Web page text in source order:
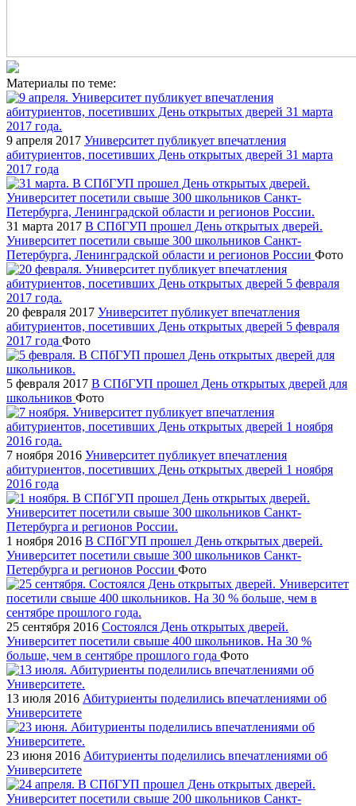
Материалы по теме:
9 апреля 2017 Университет публикует впечатления
абитуриентов, посетивших День открытых дверей 31 марта
2017 года
31 марта 2017 В СПбГУП прошел День открытых дверей.
Университет посетили свыше 300 школьников Санкт-
Петербурга, Ленинградской области и регионов России Фото
20 февраля 2017 Университет публикует впечатления
абитуриентов, посетивших День открытых дверей 5 февраля
2017 года Фото
5 февраля 2017 В СПбГУП прошел День открытых дверей для
школьников Фото
7 ноября 2016 Университет публикует впечатления
абитуриентов, посетивших День открытых дверей 1 ноября
2016 года
1 ноября 2016 В СПбГУП прошел День открытых дверей.
Университет посетили свыше 300 школьников Санкт-
Петербурга и регионов России Фото
25 сентября 2016 Состоялся День открытых дверей.
Университет посетили свыше 400 школьников. На 30 %
больше, чем в сентябре прошлого года Фото
13 июля 2016 Абитуриенты поделились впечатлениями об
Университете
23 июня 2016 Абитуриенты поделились впечатлениями об
Университете